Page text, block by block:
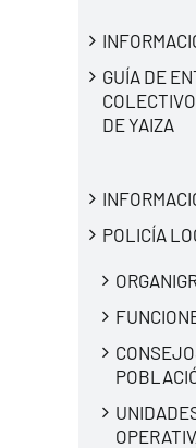
GUÍA DE
DE YAIZA
POLICÍA